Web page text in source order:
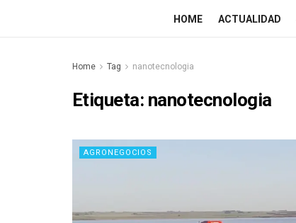
HOME ACTUALIDAD
Home Tag nanotecnologia
Etiqueta: nanotecnologia
AGRONEGOCIOS